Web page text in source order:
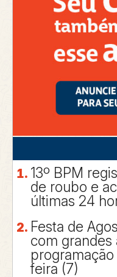
13º BPM
de roubo e
últimas 24
Festa de
com grandes
feira (7)